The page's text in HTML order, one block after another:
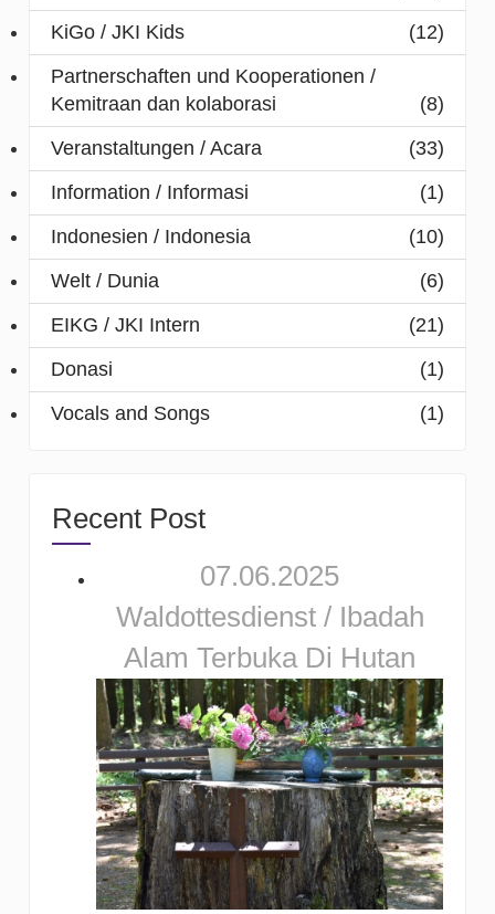
KiGo / JKI Kids
(12)
Partnerschaften und Kooperationen /
Kemitraan dan kolaborasi
(8)
Veranstaltungen / Acara
(33)
Information / Informasi
(1)
Indonesien / Indonesia
(10)
Welt / Dunia
(6)
EIKG / JKI Intern
(21)
Donasi
(1)
Vocals and Songs
(1)
Recent Post
07.06.2025
Waldottesdienst / Ibadah
Alam Terbuka Di Hutan